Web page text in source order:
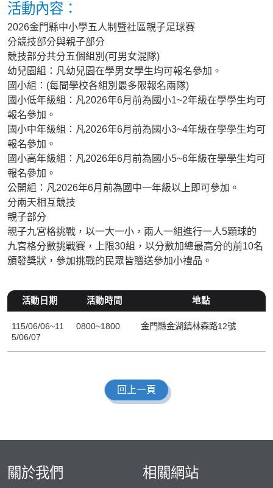
活動內容：
2026金門縣中小學五人制暨社區親子足球賽
分競技部分與親子部分
競技部分共分五個組別(可男女混隊)
幼兒園組：凡幼兒園在學男女學生均可報名參加。
國小組：(每間學校各組別最多限報名兩隊)
國小低年級組：凡2026年6月前為國小1~2年級在學學生均可
報名參加。
國小中年級組：凡2026年6月前為國小3~4年級在學學生均可
報名參加。
國小高年級組：凡2026年6月前為國小5~6年級在學學生均可
報名參加。
公開組：凡2026年6月前為國中一年級以上即可參加。
分兩天相互競技
親子部分
親子九宮格挑戰，以一大一小，兩人一組進行一人5顆球的
九宮格分數挑戰賽，上限30組，以分數加總最高分的前10名
頒發獎狀，參加挑戰的民眾皆贈送參加小禮品。
活動日期 活動時間 地點
115/06/06~11
5/06/07
0800~1800 金門縣金湖鎮林森路12號
回上一頁
關於我們 相關網站